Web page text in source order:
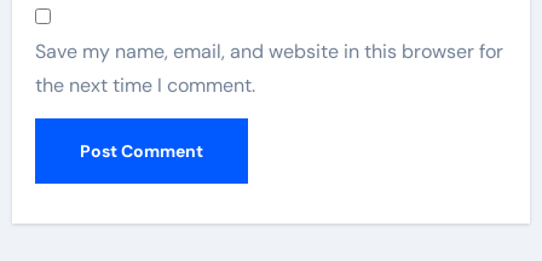
Save my name, email, and website in this browser for
the next time I comment.